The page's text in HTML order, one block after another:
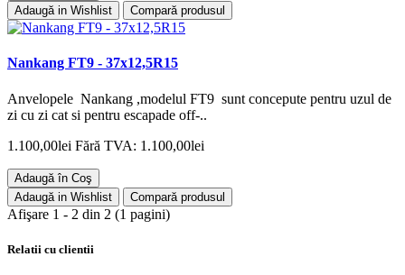
Adaugă in Wishlist
Compară produsul
Nankang FT9 - 37x12,5R15
Anvelopele Nankang ,modelul FT9 sunt concepute pentru uzul de
zi cu zi cat si pentru escapade off-..
1.100,00lei Fără TVA: 1.100,00lei
Adaugă în Coş
Adaugă in Wishlist
Compară produsul
Afişare 1 - 2 din 2 (1 pagini)
Relatii cu clientii